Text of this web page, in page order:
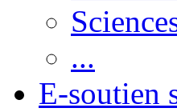
...
E-soutien